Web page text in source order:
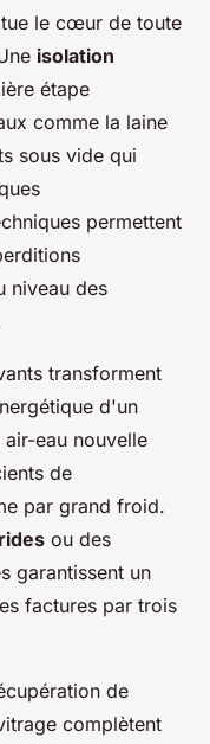
le cœur de toute
isolation
étape
comme la laine
sous vide qui
permettent
niveau des
transforment
d'un
eau nouvelle
de
par grand froid.
ou des
garantissent un
factures par trois
de
complètent